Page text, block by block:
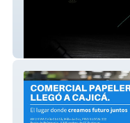
lagrimas de guerra